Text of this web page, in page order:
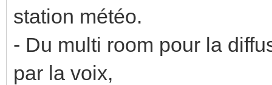
station météo.
- Du multi room pour la
par la voix,